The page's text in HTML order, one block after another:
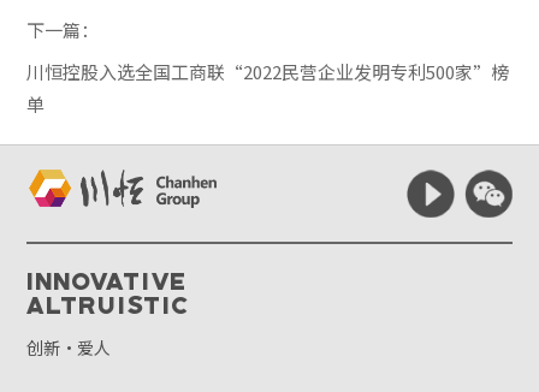
下一篇：
川恒控股入选全国工商联“2022民营企业发明专利500家”榜
单
Innovative
Altruistic
创新·爱人